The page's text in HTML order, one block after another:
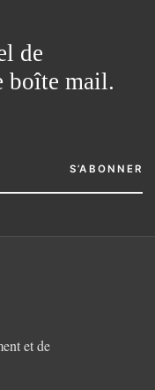
de
boîte mail.
S’ABONNER
et de